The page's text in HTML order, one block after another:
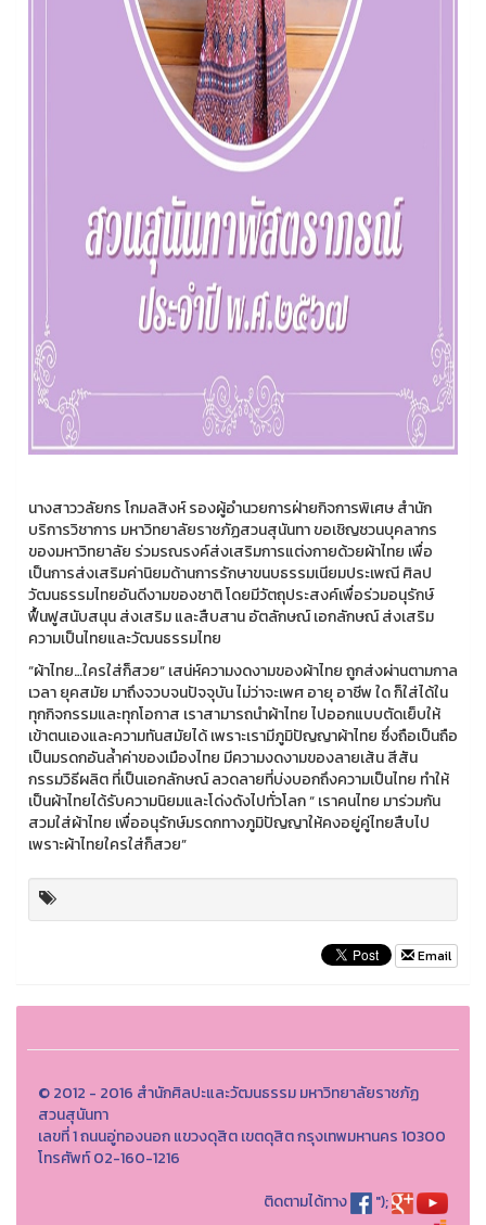
นางสาววลัยกร โกมลสิงห์ รองผู้อำนวยการฝ่ายกิจการพิเศษ สำนัก
บริการวิชาการ มหาวิทยาลัยราชภัฏสวนสุนันทา ขอเชิญชวนบุคลากร
ของมหาวิทยาลัย ร่วมรณรงค์ส่งเสริมการแต่งกายด้วยผ้าไทย เพื่อ
เป็นการส่งเสริมค่านิยมด้านการรักษาขนบธรรมเนียมประเพณี ศิลป
วัฒนธรรมไทยอันดีงามของชาติ โดยมีวัตถุประสงค์เพื่อร่วมอนุรักษ์
ฟื้นฟูสนับสนุน ส่งเสริม และสืบสาน อัตลักษณ์ เอกลักษณ์ ส่งเสริม
ความเป็นไทยและวัฒนธรรมไทย
“ผ้าไทย…ใครใส่ก็สวย” เสน่ห์ความงดงามของผ้าไทย ถูกส่งผ่านตามกาล
เวลา ยุคสมัย มาถึงจวบจนปัจจุบัน ไม่ว่าจะเพศ อายุ อาชีพ ใด ก็ใส่ได้ใน
ทุกกิจกรรมและทุกโอกาส เราสามารถนำผ้าไทย ไปออกแบบตัดเย็บให้
เข้าตนเองและความทันสมัยได้ เพราะเรามีภูมิปัญญาผ้าไทย ซึ่งถือเป็นถือ
เป็นมรดกอันล้ำค่าของเมืองไทย มีความงดงามของลายเส้น สีสัน
กรรมวิธีผลิต ที่เป็นเอกลักษณ์ ลวดลายที่บ่งบอกถึงความเป็นไทย ทำให้
เป็นผ้าไทยได้รับความนิยมและโด่งดังไปทั่วโลก “ เราคนไทย มาร่วมกัน
สวมใส่ผ้าไทย เพื่ออนุรักษ์มรดกทางภูมิปัญญาให้คงอยู่คู่ไทยสืบไป
เพราะผ้าไทยใครใส่ก็สวย”
Email
© 2012 - 2016 สำนักศิลปะและวัฒนธรรม มหาวิทยาลัยราชภัฏ
สวนสุนันทา
เลขที่ 1 ถนนอู่ทองนอก แขวงดุสิต เขตดุสิต กรุงเทพมหานคร 10300
โทรศัพท์ 02-160-1216
ติดตามได้ทาง
");